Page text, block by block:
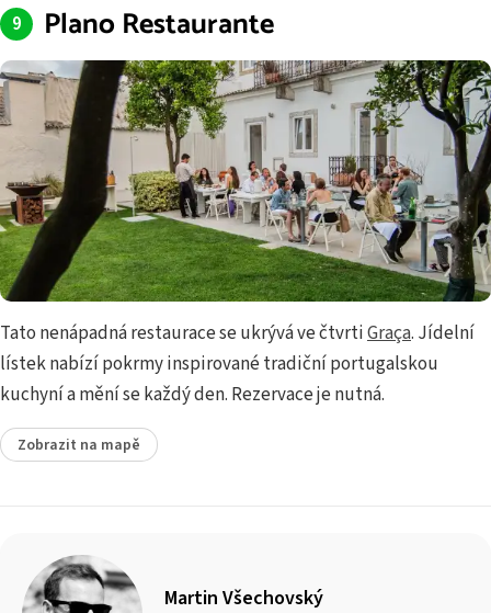
Plano Restaurante
Tato nenápadná restaurace se ukrývá ve čtvrtiGraça. Jídelní
lístek nabízí pokrmy inspirované tradiční portugalskou
kuchyní a mění se každý den. Rezervace je nutná.
Zobrazit na mapě
Martin Všechovský